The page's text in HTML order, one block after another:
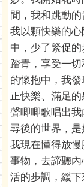
間，我和跳動
我以顆快樂的
中，少了緊促
踏青，享受一
的懷抱中，我
正快樂、滿足
聲唧唧歌唱出
尋後的世界，是
我現在懂得放
事物，去諦聽
活的步調，緩